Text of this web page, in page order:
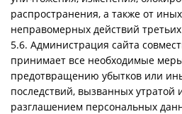
распространения, а также от иных
неправомерных действий
5.6. Администрация сайта
принимает все необходимые
предотвращению убытков или
последствий, вызванных утратой
разглашением персональных